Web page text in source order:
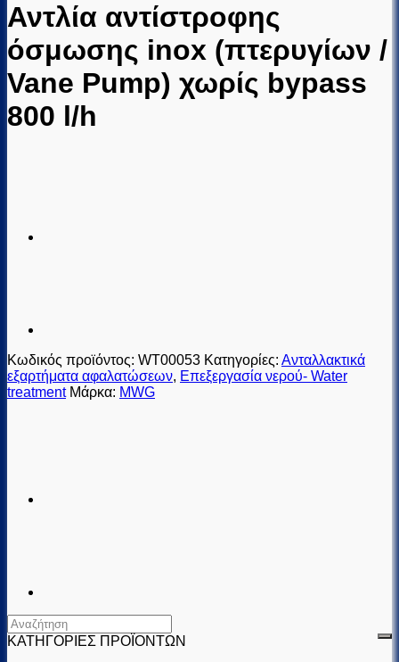
Αντλία αντίστροφης
όσμωσης inox (πτερυγίων /
Vane Pump) χωρίς bypass
800 l/h
Κωδικός προϊόντος: WT00053 Κατηγορίες: Ανταλλακτικά
εξαρτήματα αφαλατώσεων, Επεξεργασία νερού- Water
treatment Μάρκα: MWG
ΚΑΤΗΓΟΡΙΕΣ ΠΡΟΪΟΝΤΩΝ